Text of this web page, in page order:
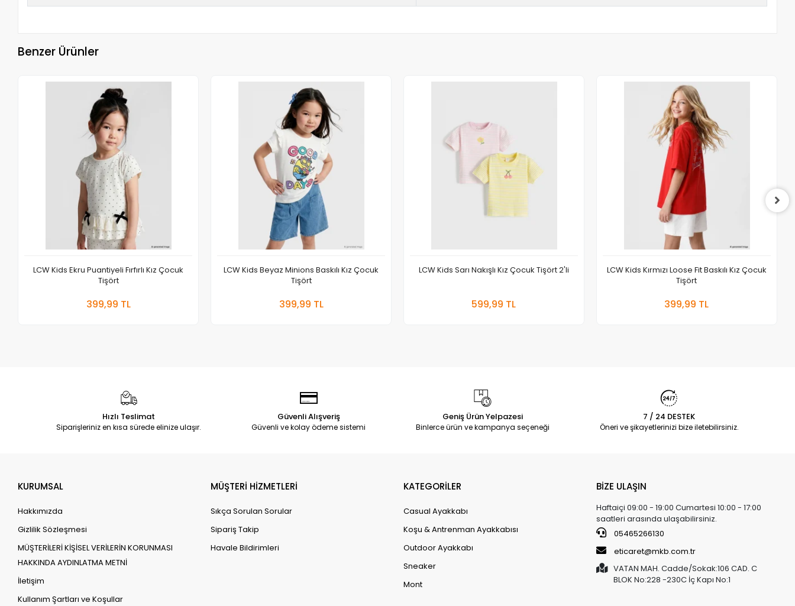
Benzer Ürünler
LCW Kids Ekru Puantiyeli Fırfırlı Kız Çocuk
Tişört
399,99 TL
LCW Kids Beyaz Minions Baskılı Kız Çocuk
Tişört
399,99 TL
LCW Kids Sarı Nakışlı Kız Çocuk Tişört 2'li
599,99 TL
LCW Kids Kırmızı Loose Fit Baskılı Kız Çocuk
Tişört
399,99 TL
Hızlı Teslimat
Siparişleriniz en kısa sürede elinize ulaşır.
Güvenli Alışveriş
Güvenli ve kolay ödeme sistemi
Geniş Ürün Yelpazesi
Binlerce ürün ve kampanya seçeneği
7 / 24 DESTEK
Öneri ve şikayetlerinizi bize iletebilirsiniz.
KURUMSAL
Hakkımızda
Gizlilik Sözleşmesi
MÜŞTERİLERİ KİŞİSEL VERİLERİN KORUNMASI
HAKKINDA AYDINLATMA METNİ
İletişim
Kullanım Şartları ve Koşullar
MÜŞTERİ HİZMETLERİ
Sıkça Sorulan Sorular
Sipariş Takip
Havale Bildirimleri
KATEGORİLER
Casual Ayakkabı
Koşu & Antrenman Ayakkabısı
Outdoor Ayakkabı
Sneaker
Mont
BİZE ULAŞIN
Haftaiçi 09:00 - 19:00 Cumartesi 10:00 - 17:00
saatleri arasında ulaşabilirsiniz.
05465266130
eticaret@mkb.com.tr
VATAN MAH. Cadde/Sokak:106 CAD. C
BLOK No:228 -230C İç Kapı No:1